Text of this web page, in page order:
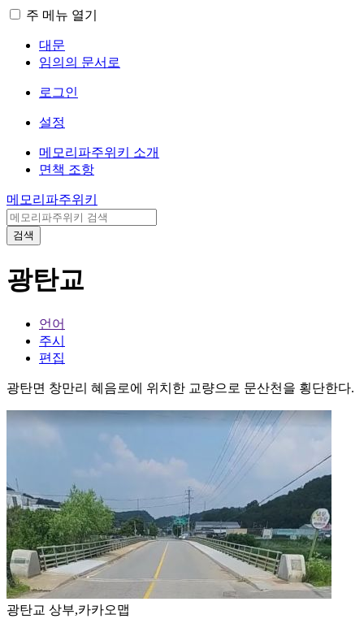
주 메뉴 열기
대문
임의의 문서로
로그인
설정
메모리파주위키 소개
면책 조항
메모리파주위키
검색
광탄교
언어
주시
편집
광탄면 창만리 혜음로에 위치한 교량으로 문산천을 횡단한다.
광탄교 상부,카카오맵